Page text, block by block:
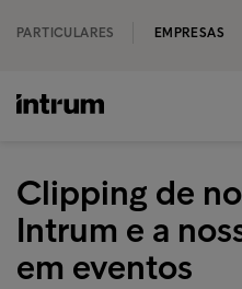
PARTICULARES EMPRESAS
Clipping de
Intrum e a
em eventos